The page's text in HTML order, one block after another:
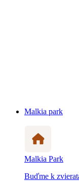
O nás
Zistite viac prečo